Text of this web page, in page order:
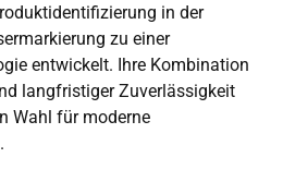
in der
zu einer
entwickelt. Ihre Kombination
langfristiger Zuverlässigkeit
Wahl für moderne